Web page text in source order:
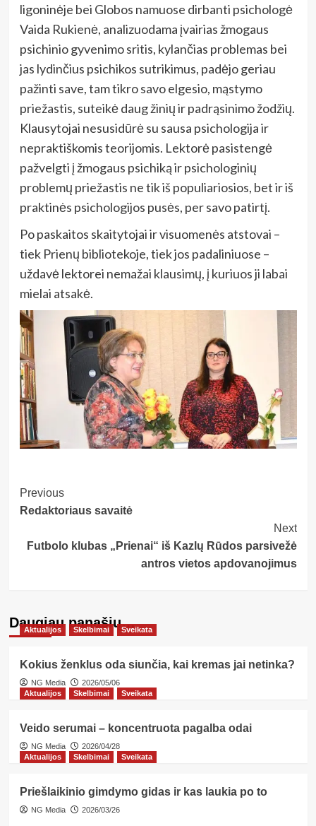
ligoninėje bei Globos namuose dirbanti psichologė
Vaida Rukienė, analizuodama įvairias žmogaus
psichinio gyvenimo sritis, kylančias problemas bei
jas lydinčius psichikos sutrikimus, padėjo geriau
pažinti save, tam tikro savo elgesio, mąstymo
priežastis, suteikė daug žinių ir padrąsinimo žodžių.
Klausytojai nesusidūrė su sausa psichologija ir
nepraktiškomis teorijomis. Lektorė pasistengė
pažvelgti į žmogaus psichiką ir psichologinių
problemų priežastis ne tik iš populiariosios, bet ir iš
praktinės psichologijos pusės, per savo patirtį.
Po paskaitos skaitytojai ir visuomenės atstovai –
tiek Prienų bibliotekoje, tiek jos padaliniuose –
uždavė lektorei nemažai klausimų, į kuriuos ji labai
mielai atsakė.
Post
Navigation
Previous
Redaktoriaus savaitė
Next
Futbolo klubas „Prienai“ iš Kazlų Rūdos parsivežė
antros vietos apdovanojimus
Daugiau panašių…
Aktualijos Skelbimai Sveikata
Kokius ženklus oda siunčia, kai kremas jai netinka?
NG Media
2026/05/06
Aktualijos
Skelbimai Sveikata
Veido serumai – koncentruota pagalba odai
NG Media
2026/04/28
Aktualijos
Skelbimai Sveikata
Priešlaikinio gimdymo gidas ir kas laukia po to
NG Media 2026/03/26